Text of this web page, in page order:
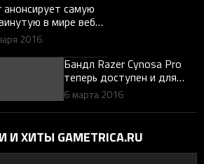
анонсирует самую
в мире веб-
2016
Бандл Razer Cynosa Pro
теперь доступен и для
российских игроков
6 марта 2016
ХИТЫ GAMETRICA.RU